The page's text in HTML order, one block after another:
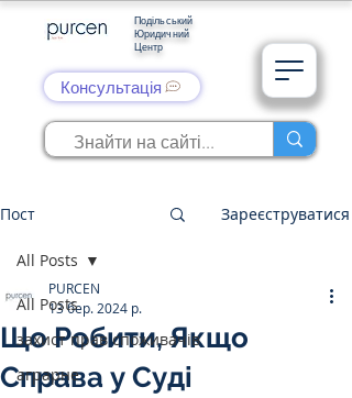
Подільський
Юридичний
Центр
Консультація
Пост Зареєструватися
All Posts
захист прав споживачів
аграрне
All Posts
Що Робити, Якщо
Справа у Суді
PURCEN
13 бер. 2024 р.